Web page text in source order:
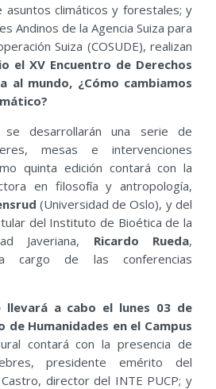
asuntos climáticos y forestales; y
Andinos de la Agencia Suiza para
Suiza (COSUDE), realizan
el XV Encuentro de Derechos
al mundo, ¿Cómo cambiamos
desarrollarán una serie de
mesas e intervenciones
quinta edición contará con la
en filosofía y antropología,
(Universidad de Oslo), y del
del Instituto de Bioética de la
Javeriana, Ricardo Rueda,
cargo de las conferencias
llevará a cabo el lunes 03 de
Humanidades en el Campus
contará con la presencia de
presidente emérito del
director del INTE PUCP; y